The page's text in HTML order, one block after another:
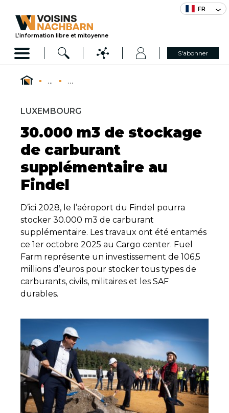
FR
L’information libre et mitoyenne
S'abonner
... ...
LUXEMBOURG
30.000 m3 de stockage
de carburant
supplémentaire au
Findel
D’ici 2028, le l’aéroport du Findel pourra
stocker 30.000 m3 de carburant
supplémentaire. Les travaux ont été entamés
ce 1er octobre 2025 au Cargo center. Fuel
Farm représente un investissement de 106,5
millions d’euros pour stocker tous types de
carburants, civils, militaires et les SAF
durables.